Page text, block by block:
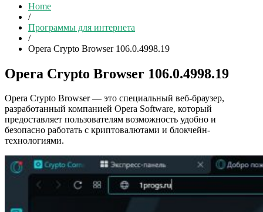
Home
/
Программы для интернета
/
Opera Crypto Browser 106.0.4998.19
Opera Crypto Browser 106.0.4998.19
Opera Crypto Browser — это специальный веб-браузер,
разработанный компанией Opera Software, который
предоставляет пользователям возможность удобно и
безопасно работать с криптовалютами и блокчейн-
технологиями.